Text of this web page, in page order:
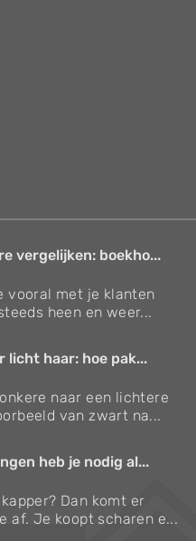
vergelijken: boekho...
vooral met je klanten
heen en weer...
licht haar: hoe pak...
naar een lichtere
van zwart na...
heb je nodig al...
Dan komt er
af. Je koopt scharen e...